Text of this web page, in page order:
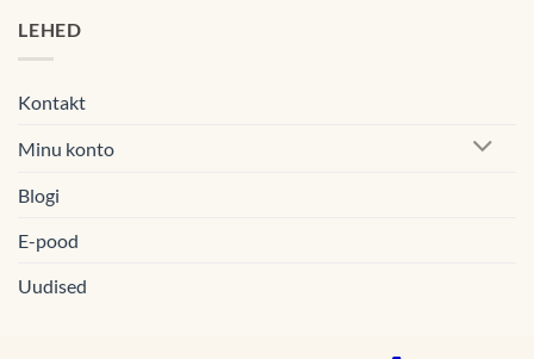
LEHED
Kontakt
Minu konto
Blogi
E-pood
Uudised